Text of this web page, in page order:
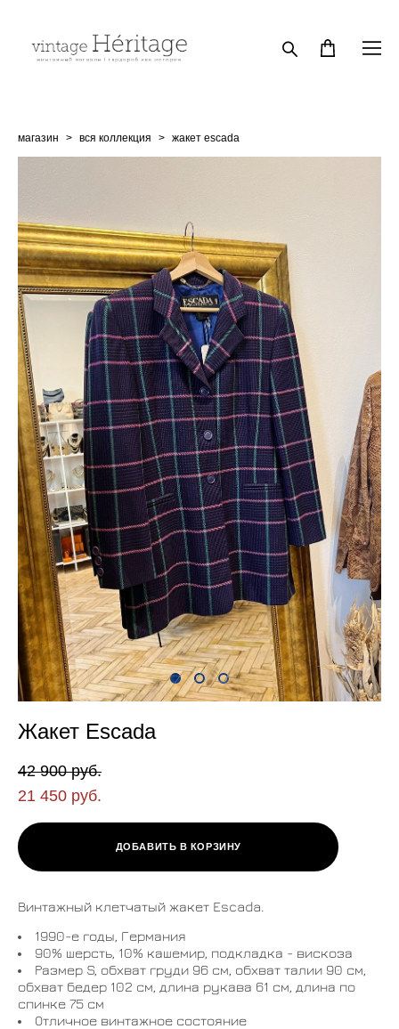
магазин > вся коллекция > жакет escada
Жакет Escada
42 900 pуб.
21 450 pуб.
ДОБАВИТЬ В КОРЗИНУ
Винтажный клетчатый жакет Escada.
1990-е годы, Германия
90% шерсть, 10% кашемир, подкладка - вискоза
Размер S, обхват груди 96 см, обхват талии 90 см,
обхват бедер 102 см, длина рукава 61 см, длина по
спинке 75 см
Отличное винтажное состояние